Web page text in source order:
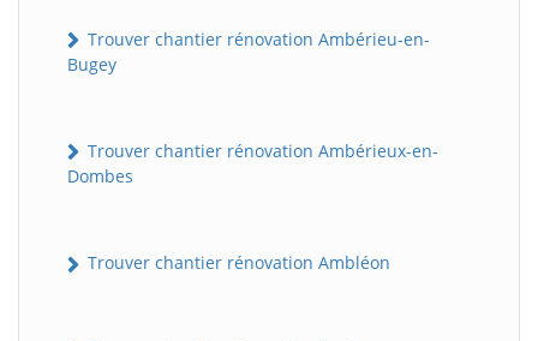
Trouver chantier rénovation Ambérieu-en-
Bugey
Trouver chantier rénovation Ambérieux-en-
Dombes
Trouver chantier rénovation Ambléon